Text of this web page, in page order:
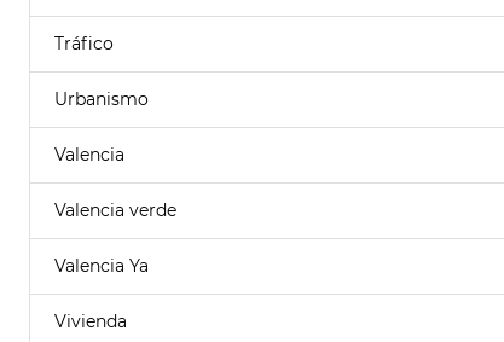
Tráfico
Urbanismo
Valencia
Valencia verde
Valencia Ya
Vivienda